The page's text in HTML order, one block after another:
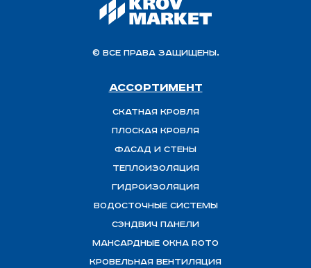
© Все права защищены.
Ассортимент
Скатная Кровля
Плоская кровля
Фасад и стены
Теплоизоляция
ГИДРОИЗОЛЯЦИЯ
Водосточные системы
Сэндвич панели
Мансардные окна ROTO
Кровельная вентиляция